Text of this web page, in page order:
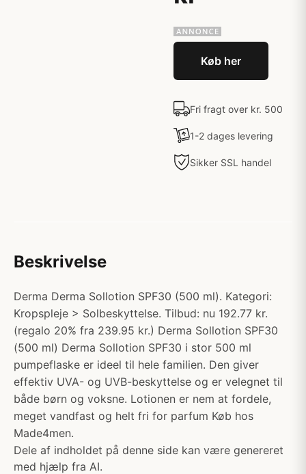
Køb her
Fri fragt over kr. 500
1-2 dages levering
Sikker SSL handel
Beskrivelse
Derma Derma Sollotion SPF30 (500 ml). Kategori:
Kropspleje > Solbeskyttelse. Tilbud: nu 192.77 kr.
(regalo 20% fra 239.95 kr.) Derma Sollotion SPF30
(500 ml) Derma Sollotion SPF30 i stor 500 ml
pumpeflaske er ideel til hele familien. Den giver
effektiv UVA- og UVB-beskyttelse og er velegnet til
både børn og voksne. Lotionen er nem at fordele,
meget vandfast og helt fri for parfum Køb hos
Made4men.
Dele af indholdet på denne side kan være genereret
med hjælp fra AI.